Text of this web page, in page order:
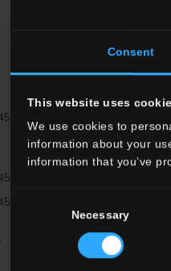
Consent
This website uses
We use cookies to
information about your
information that you’ve
Necessary